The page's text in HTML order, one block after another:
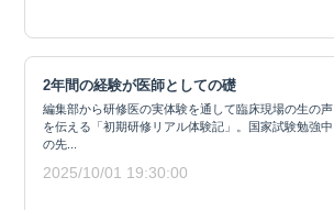
2年間の経験が医師としての礎
編集部から研修医の実体験を通して臨床現場の生の声
を伝える「初期研修リアル体験記」。国家試験勉強中
の先...
2025/10/01 19:30:00